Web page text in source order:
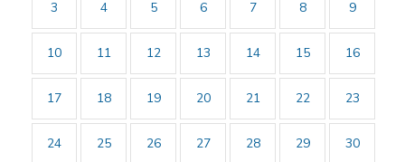
3 4 5 6 7 8 9
10 11 12 13 14 15 16
17 18 19 20 21 22 23
24 25 26 27 28 29 30